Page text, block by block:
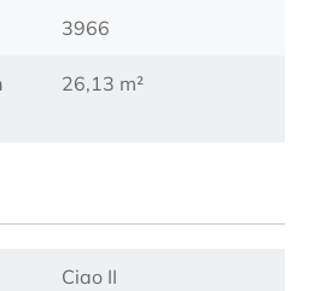
3966
26,13 m²
Ciao II